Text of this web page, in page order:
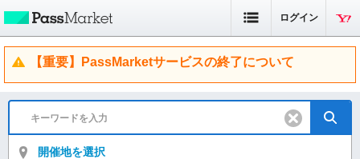
ログイン
【重要】PassMarketサービスの終了について
開催地を選択